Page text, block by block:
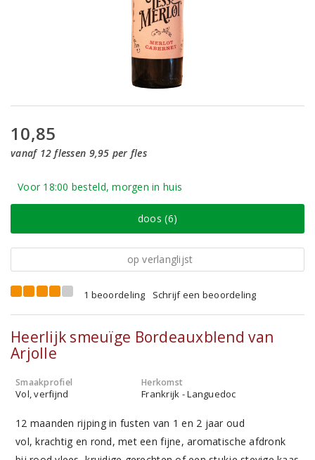
10,85
vanaf 12 flessen 9,95 per fles
Voor 18:00 besteld, morgen in huis
doos (6)
op verlanglijst
1 beoordeling Schrijf een beoordeling
Heerlijk smeuïge Bordeauxblend van
Arjolle
Smaakprofiel
Vol, verfijnd
Herkomst
Frankrijk - Languedoc
12 maanden rijping in fusten van 1 en 2 jaar oud
vol, krachtig en rond, met een fijne, aromatische afdronk